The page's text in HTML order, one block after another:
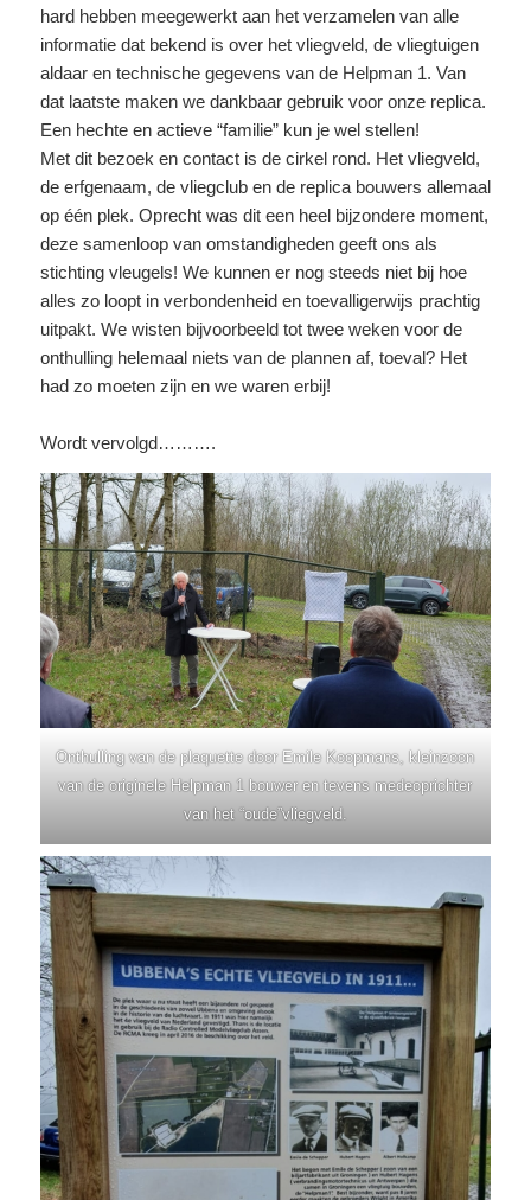
hard hebben meegewerkt aan het verzamelen van alle
informatie dat bekend is over het vliegveld, de vliegtuigen
aldaar en technische gegevens van de Helpman 1. Van
dat laatste maken we dankbaar gebruik voor onze replica.
Een hechte en actieve “familie” kun je wel stellen!
Met dit bezoek en contact is de cirkel rond. Het vliegveld,
de erfgenaam, de vliegclub en de replica bouwers allemaal
op één plek. Oprecht was dit een heel bijzondere moment,
deze samenloop van omstandigheden geeft ons als
stichting vleugels! We kunnen er nog steeds niet bij hoe
alles zo loopt in verbondenheid en toevalligerwijs prachtig
uitpakt. We wisten bijvoorbeeld tot twee weken voor de
onthulling helemaal niets van de plannen af, toeval? Het
had zo moeten zijn en we waren erbij!
Wordt vervolgd……….
Onthulling van de plaquette door Emile Koopmans, kleinzoon
van de originele Helpman 1 bouwer en tevens medeoprichter
van het “oude”vliegveld.